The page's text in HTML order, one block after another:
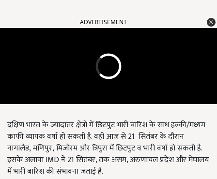
ADVERTISEMENT
दक्षिण भारत के ज्यादातर क्षेत्रों में छिटपुट भारी बारिश के साथ हल्की/मध्यम
काफी व्यापक वर्षा हो सकती है. वहीं आज से 21 सितंबर के दौरान
नागालैंड, मणिपुर, मिजोरम और त्रिपुरा में छिटपुट व भारी वर्षा हो सकती है.
इसके अलावा IMD ने 21सितंबर,तक असम, अरुणाचल प्रदेश और मेघालय
में भारी बारिश की संभावना जताई है.